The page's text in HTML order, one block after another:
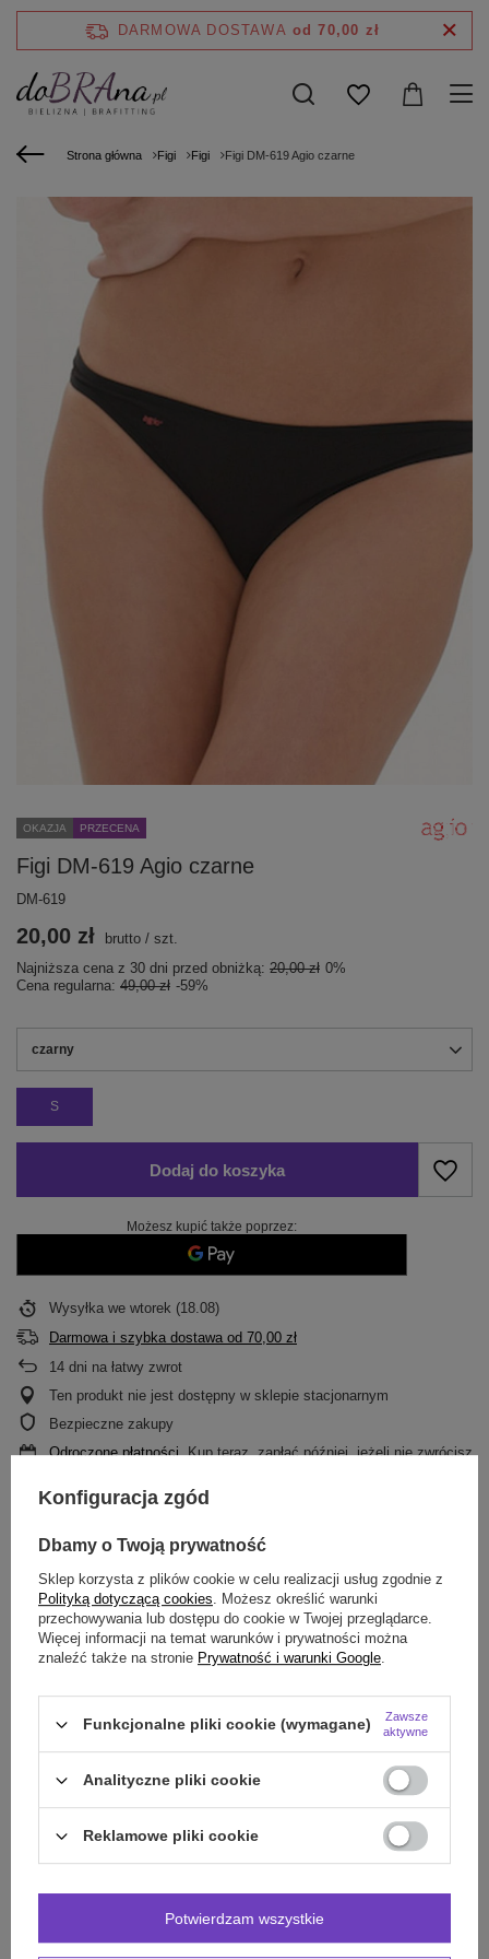
DARMOWA DOSTAWA od 70,00 zł
Strona główna Figi Figi Figi DM-619 Agio czarne
OKAZJA PRZECENA
Figi DM-619 Agio czarne
DM-619
czarny
S
20,00 zł brutto / szt.
Najniższa cena z 30 dni przed obniżką: 20,00 zł 0%
Cena regularna: 49,00 zł -59%
Dodaj do koszyka
Możesz kupić także poprzez:
Wysyłka we wtorek (18.08)
Darmowa i szybka dostawa od 70,00 zł
14 dni na łatwy zwrot
Ten produkt nie jest dostępny w sklepie stacjonarnym
Bezpieczne zakupy
Odroczone płatności. Kup teraz, zapłać później, jeżeli nie zwrócisz
odbioru
Smile - dostawy ze sklepów internetowych przy zamówieniu od70,00 złsą za
darmoWięcej informacji.
OPINIE (0)
Potrzebujesz pomocy? Masz pytania?
Zadaj pytanie a my odpowiemy niezwłocznie,
Konfiguracja zgód
Dbamy o Twoją prywatność
Sklep korzysta z plików cookie w celu realizacji usług zgodnie z
Polityką dotyczącą cookies. Możesz określić warunki
przechowywania lub dostępu do cookie w Twojej przeglądarce.
Więcej informacji na temat warunków i prywatności można
znaleźć także na stronie Prywatność i warunki Google.
Funkcjonalne pliki cookie (wymagane)
Zawsze
aktywne
Analityczne pliki cookie
Reklamowe pliki cookie
Potwierdzam wszystkie